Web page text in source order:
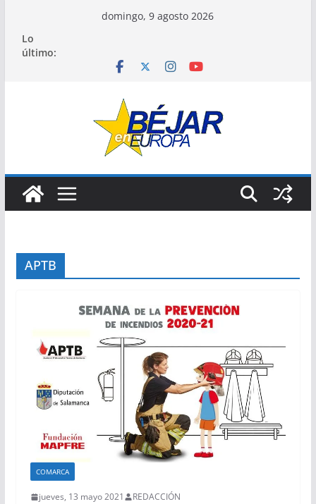
contenido
domingo, 9 agosto 2026
Lo
último:
APTB
COMARCA
jueves, 13 mayo 2021 REDACCIÓN